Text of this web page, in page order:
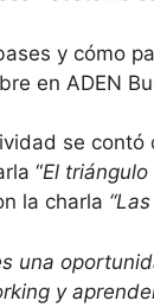
y cómo
en ADEN
se contó
“El
la charla
una
y